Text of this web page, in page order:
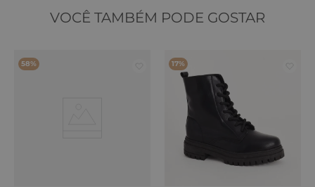
VOCÊ TAMBÉM PODE GOSTAR
58% 17%